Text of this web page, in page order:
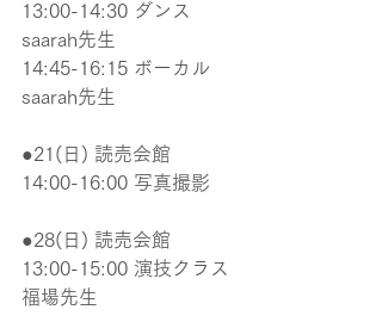
13:00-14:30 ダンス
saarah先生
14:45-16:15 ボーカル
saarah先生
●21(日) 読売会館
14:00-16:00 写真撮影
●28(日) 読売会館
13:00-15:00 演技クラス
福場先生